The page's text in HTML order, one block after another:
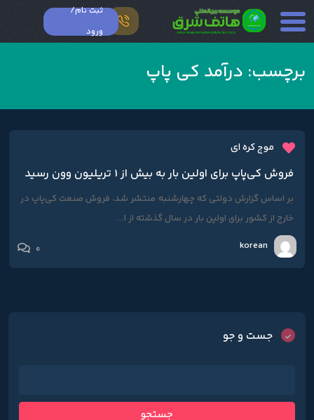
ثبت نام/
ورود
برچسب: درآمد کی پاپ
موج کره ای
فروش کی‌پاپ برای اولین بار به بیش از 1 تریلیون وون رسید
بر اساس گزارش دولتی که چهارشنبه منتشر شد، فروش صنعت کی‌پاپ در
خارج از کشور برای اولین بار در سال گذشته از 1...
korean
0
جست و جو